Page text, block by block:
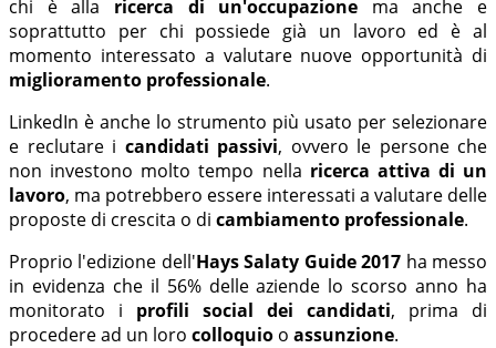
chi è alla ricerca di un'occupazione ma anche e
soprattutto per chi possiede già un lavoro ed è al
momento interessato a valutare nuove opportunità di
miglioramento professionale.
LinkedIn è anche lo strumento più usato per selezionare
e reclutare i candidati passivi, ovvero le persone che
non investono molto tempo nella ricerca attiva di un
lavoro, ma potrebbero essere interessati a valutare delle
proposte di crescita o di cambiamento professionale.
Proprio l'edizione dell'Hays Salaty Guide 2017 ha messo
in evidenza che il 56% delle aziende lo scorso anno ha
monitorato i profili social dei candidati, prima di
procedere ad un loro colloquio o assunzione.